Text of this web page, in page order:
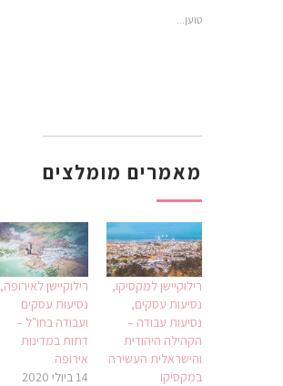
טוען...
מאמרים מומלצים
רילוקיישן למקסיקו,
נסיעות עסקים,
נסיעות עבודה –
הקהילה היהודית
והישראלית העשירה
במקסיקו
רילוקיישן לאירופה,
נסיעות עסקים
ועבודה בחו"ל –
דתות במדינות
אירופה
14 ביולי 2020